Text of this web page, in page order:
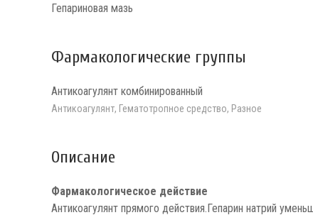
Гепариновая мазь
Фармакологические группы
Антикоагулянт комбинированный
Антикоагулянт, Гематотропное средство, Разное
Описание
Фармакологическое действие
Антикоагулянт прямого действия.Гепарин натрий